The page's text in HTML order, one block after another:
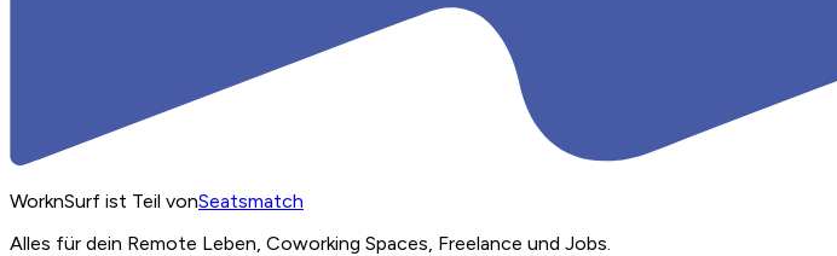
WorknSurf ist Teil vonSeatsmatch
Alles für dein Remote Leben, Coworking Spaces, Freelance und Jobs.